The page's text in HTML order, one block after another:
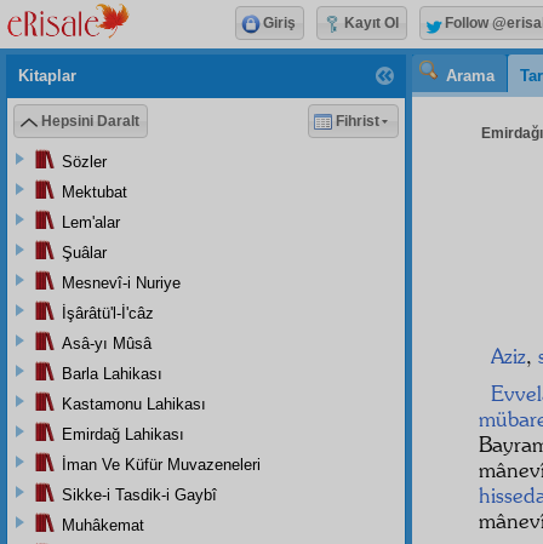
Arama
Aziz,
Kitaplar
Hepsini Daralt Fihrist
Sözler
Mektubat
Lem'alar
Şuâlar
Mesnevî-i Nuriye
İşârâtü'l-İ'câz
Asâ-yı Mûsâ
Barla Lahikası
Kastamonu Lahikası
Emirdağ Lahikası
İman Ve Küfür Muvazeneleri
Sikke-i Tasdik-i Gaybî
Muhâkemat
Giriş Kayıt Ol Follow